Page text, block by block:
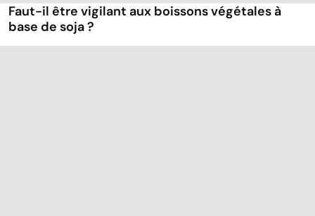
Faut-il être vigilant aux boissons végétales à
base de soja ?